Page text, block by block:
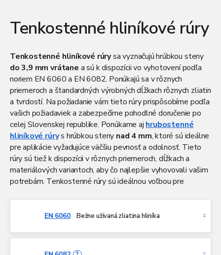
Tenkostenné hliníkové rúry
Tenkostenné hliníkové rúrysa vyznačujú hrúbkou steny
do 3,9 mm vrátane a sú k dispozícii vo vyhotovení podľa
noriem EN 6060 a EN 6082. Ponúkajú sa v rôznych
priemeroch a štandardných výrobných dĺžkach rôznych zliatin
a tvrdostí. Na požiadanie vám tieto rúry prispôsobíme podľa
vašich požiadaviek a zabezpečíme pohodlné doručenie po
celej Slovenskej republike. Ponúkame aj hrubostenné
hliníkové rúrys hrúbkou steny nad 4 mm, ktoré sú ideálne
pre aplikácie vyžadujúce väčšiu pevnosť a odolnosť. Tieto
rúry sú tiež k dispozícii v rôznych priemeroch, dĺžkach a
materiálových variantoch, aby čo najlepšie vyhovovali vašim
potrebám. Tenkostenné rúry sú ideálnou voľbou pre
spracovateľnosť. Využívajú sa najmä v oblasti dizajnu, výroby
nábytku, rámových konštrukcií a rôznych ľahkých technických
variantov sú obľúbeným riešením pre profesionálov aj
domácich majstrov.
EN 6060 Bežne užívaná zliatina hliníka